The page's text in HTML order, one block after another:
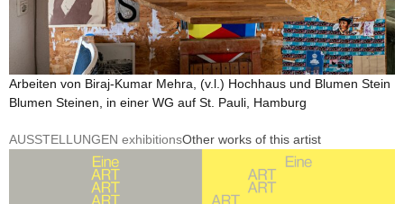
Arbeiten von Biraj-Kumar Mehra, (v.l.) Hochhaus und Blumen Stein
Blumen Steinen, in einer WG auf St. Pauli, Hamburg
AUSSTELLUNGEN exhibitionsOther works of this artist